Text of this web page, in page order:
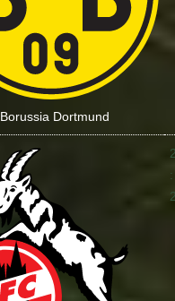
Borussia Dortmund
: